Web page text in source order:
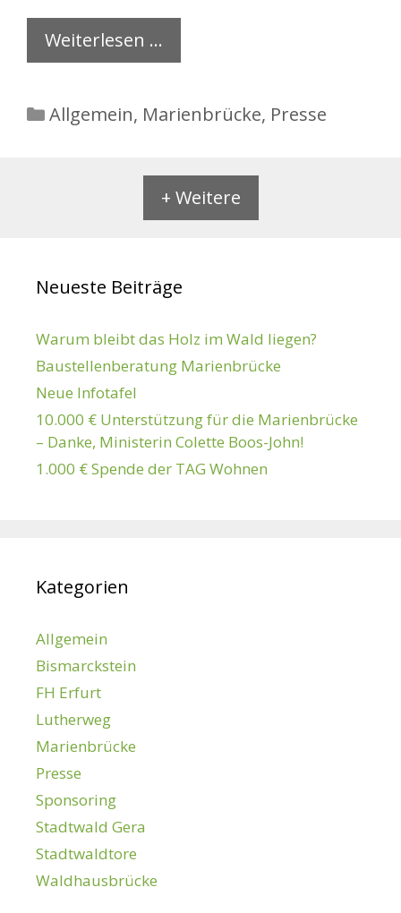
Weiterlesen …
Kategorien
Allgemein, Marienbrücke, Presse
+ Weitere
Neueste Beiträge
Warum bleibt das Holz im Wald liegen?
Baustellenberatung Marienbrücke
Neue Infotafel
10.000 € Unterstützung für die Marienbrücke
– Danke, Ministerin Colette Boos-John!
1.000 € Spende der TAG Wohnen
Kategorien
Allgemein
Bismarckstein
FH Erfurt
Lutherweg
Marienbrücke
Presse
Sponsoring
Stadtwald Gera
Stadtwaldtore
Waldhausbrücke